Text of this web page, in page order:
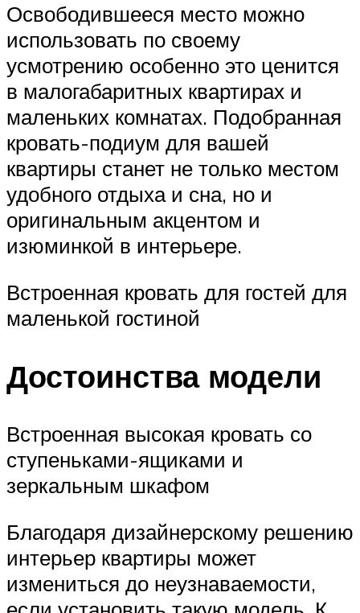
Освободившееся место можно
использовать по своему
усмотрению особенно это ценится
в малогабаритных квартирах и
маленьких комнатах. Подобранная
кровать-подиум для вашей
квартиры станет не только местом
удобного отдыха и сна, но и
оригинальным акцентом и
изюминкой в интерьере.
Встроенная кровать для гостей для
маленькой гостиной
Достоинства модели
Встроенная высокая кровать со
ступеньками-ящиками и
зеркальным шкафом
Благодаря дизайнерскому решению
интерьер квартиры может
измениться до неузнаваемости,